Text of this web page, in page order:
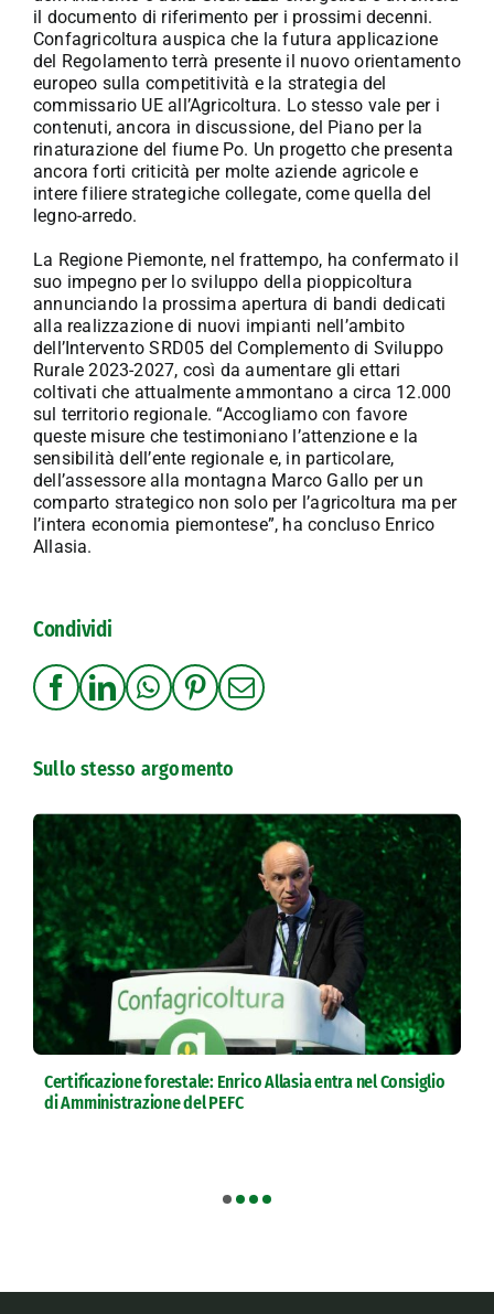
il documento di riferimento per i prossimi decenni.
Confagricoltura auspica che la futura applicazione
del Regolamento terrà presente il nuovo orientamento
europeo sulla competitività e la strategia del
commissario UE all’Agricoltura. Lo stesso vale per i
contenuti, ancora in discussione, del Piano per la
rinaturazione del fiume Po. Un progetto che presenta
ancora forti criticità per molte aziende agricole e
intere filiere strategiche collegate, come quella del
legno-arredo.
La Regione Piemonte, nel frattempo, ha confermato il
suo impegno per lo sviluppo della pioppicoltura
annunciando la prossima apertura di bandi dedicati
alla realizzazione di nuovi impianti nell’ambito
dell’Intervento SRD05 del Complemento di Sviluppo
Rurale 2023-2027, così da aumentare gli ettari
coltivati che attualmente ammontano a circa 12.000
sul territorio regionale. “Accogliamo con favore
queste misure che testimoniano l’attenzione e la
sensibilità dell’ente regionale e, in particolare,
dell’assessore alla montagna Marco Gallo per un
comparto strategico non solo per l’agricoltura ma per
l’intera economia piemontese”, ha concluso Enrico
Allasia.
Condividi
Sullo stesso argomento
Certificazione forestale: Enrico Allasia entra nel Consiglio
di Amministrazione del PEFC